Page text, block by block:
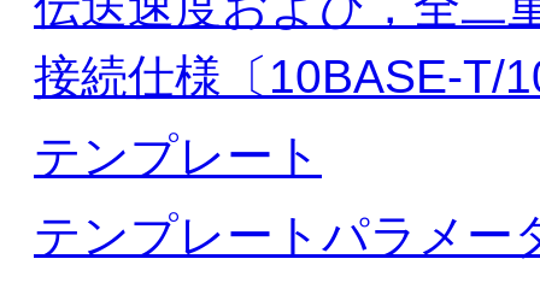
接続仕様〔10BASE-T/
テンプレート
テンプレートパラメー